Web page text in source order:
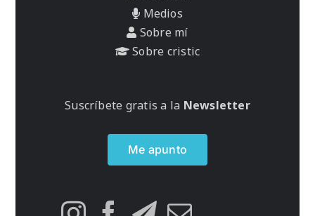
Medios
Sobre mí
Sobre cristic
Suscríbete gratis a la Newsletter
Me apunto